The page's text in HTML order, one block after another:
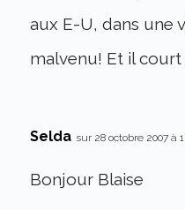
aux E-U, dans une
malvenu! Et il court
Selda sur 28 octobre 2007 à
Bonjour Blaise